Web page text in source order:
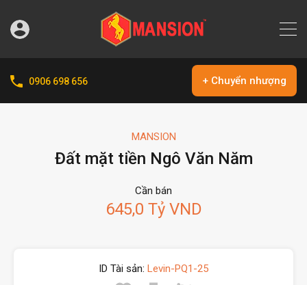
0906 698 656 + Chuyển nhượng
MANSION
Đất mặt tiền Ngô Văn Năm
Cần bán
645,0 Tỷ VND
ID Tài sản: Levin-PQ1-25